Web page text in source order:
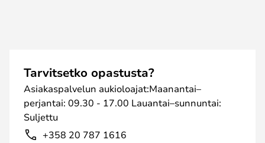
Tarvitsetko opastusta?
Asiakaspalvelun aukioloajat:Maanantai–
perjantai: 09.30 - 17.00 Lauantai–sunnuntai:
Suljettu
+358 20 787 1616